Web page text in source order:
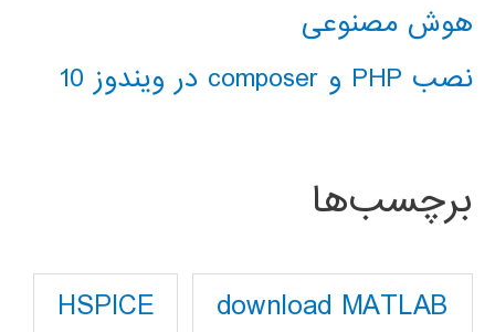
هوش مصنوعی
نصب PHP و composer در ویندوز 10
برچسب‌ها
download MATLAB
HSPICE